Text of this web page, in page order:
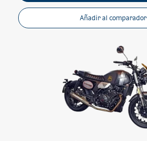
Añadir al comparador